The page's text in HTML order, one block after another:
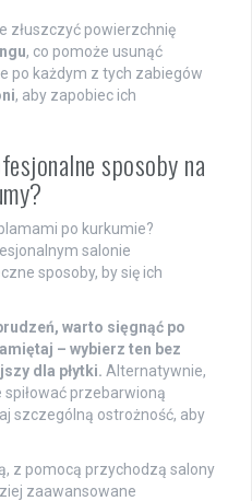
złuszczyć powierzchnię
, co pomoże usunąć
po każdym z tych zabiegów
, aby zapobiec ich
sposoby na
po kurkumie?
salonie
sposoby, by się ich
warto sięgnąć po
– wybierz ten bez
dla płytki. Alternatywnie,
przebarwioną
szczególną ostrożność, aby
z pomocą przychodzą salony
zaawansowane